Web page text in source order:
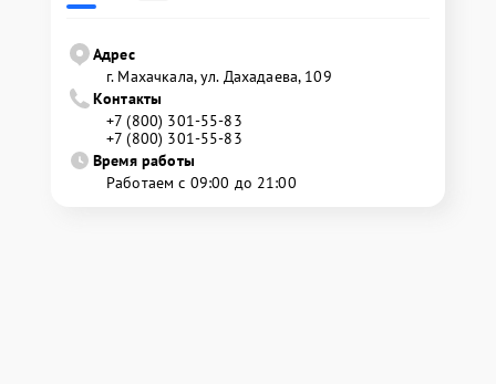
Адрес
г. Махачкала, ул. Дахадаева, 109
Контакты
+7 (800) 301-55-83
+7 (800) 301-55-83
Время работы
Работаем с 09:00 до 21:00